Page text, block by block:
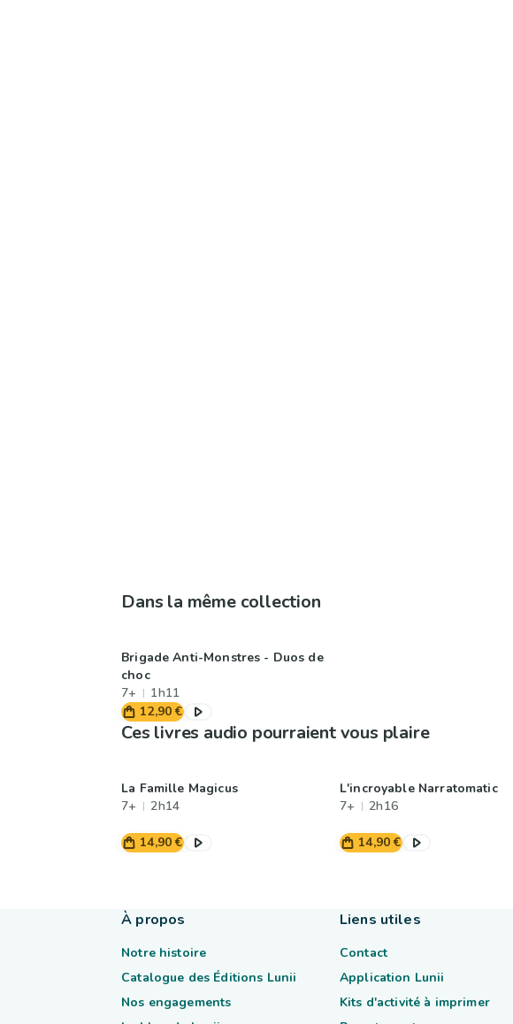
Dans la même collection
Brigade Anti-Monstres - Duos de
choc
7+
1h11
12,90 €
Ces livres audio pourraient vous plaire
La Famille Magicus
7+
2h14
14,90 €
L'incroyable Narratomatic
7+
2h16
14,90 €
À propos
Notre histoire
Catalogue des Éditions Lunii
Nos engagements
Liens utiles
Contact
Application Lunii
Kits d'activité à imprimer